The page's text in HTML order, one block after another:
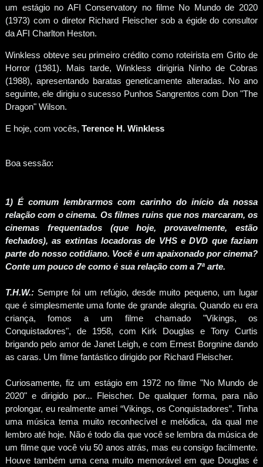
um estágio no AFI Conservatory no filme No Mundo de 2020
(1973) com o diretor Richard Fleischer sob a égide do consultor
da AFI Charlton Heston.
Winkless obteve seu primeiro crédito como roteirista em Grito de
Horror (1981). Mais tarde, Winkless dirigiria Ninho de Cobras
(1988), apresentando baratas geneticamente alteradas. No ano
seguinte, ele dirigiu o sucesso Punhos Sangrentos com Don "The
Dragon" Wilson.
E hoje, com vocês, Terence H. Winkless
Boa sessão:
1) É comum lembrarmos com carinho do início da nossa
relação com o cinema. Os filmes ruins que nos marcaram, os
cinemas frequentados (que hoje, provavelmente, estão
fechados), as extintas locadoras de VHS e DVD que faziam
parte do nosso cotidiano. Você é um apaixonado por cinema?
Conte um pouco de como é sua relação com a 7ª arte.
T.H.W.:Sempre foi um refúgio, desde muito pequeno, um lugar
que é simplesmente uma fonte de grande alegria. Quando eu era
criança, fomos a um filme chamado "Vikings, os
Conquistadores", de 1958, com Kirk Douglas e Tony Curtis
brigando pelo amor de Janet Leigh, e com Ernest Borgnine dando
as caras. Um filme fantástico dirigido por Richard Fleischer.
Curiosamente, fiz um estágio em 1972 no filme "No Mundo de
2020" e dirigido por... Fleischer. De qualquer forma, para não
prolongar, eu realmente amei “Vikings, os Conquistadores”. Tinha
uma música tema muito reconhecível e melódica, da qual me
lembro até hoje. Não é todo dia que você se lembra da música de
um filme que você viu 50 anos atrás, mas eu consigo facilmente.
Houve também uma cena muito memorável em que Douglas é